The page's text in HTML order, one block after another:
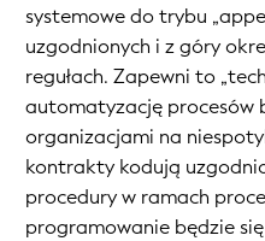
systemowe do trybu
uzgodnionych i z góry
regułach. Zapewni to
automatyzację procesów
organizacjami na
kontrakty kodują
procedury w ramach
programowanie będzie